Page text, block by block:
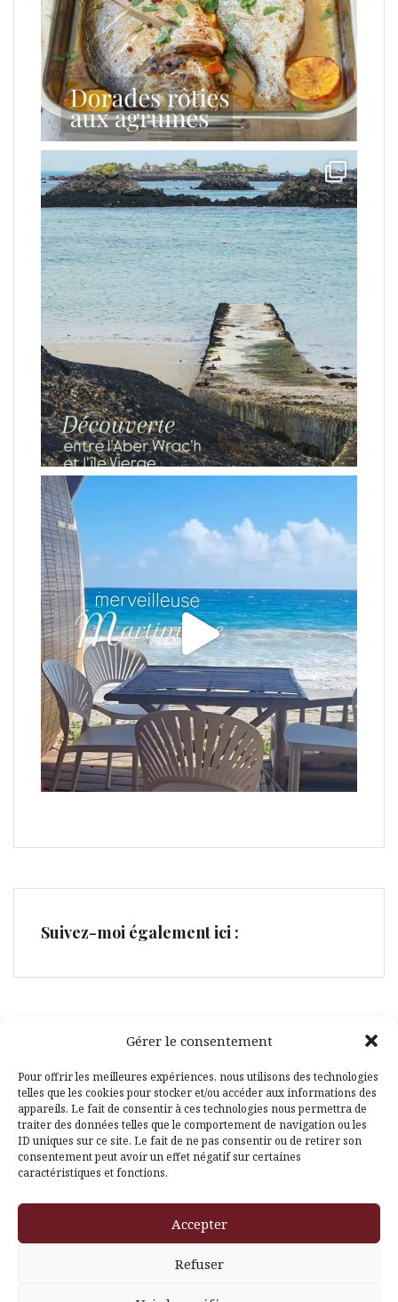
Gérer le consentement
Pour offrir les meilleures expériences, nous utilisons des technologies
telles que les cookies pour stocker et/ou accéder aux informations des
appareils. Le fait de consentir à ces technologies nous permettra de
traiter des données telles que le comportement de navigation ou les
ID uniques sur ce site. Le fait de ne pas consentir ou de retirer son
consentement peut avoir un effet négatif sur certaines
caractéristiques et fonctions.
Accepter
Refuser
Suivez-moi également ici :
Facebook
Pinterest
Themeisle